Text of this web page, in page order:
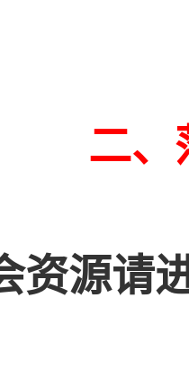
二、
资源请